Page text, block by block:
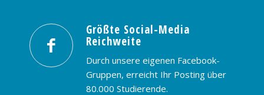
PREISE & BUCHUNG KONTAKT
Größte Social-Media
Reichweite
Durch unsere eigenen Facebook-
Gruppen, erreicht Ihr Posting über
80.000 Studierende.